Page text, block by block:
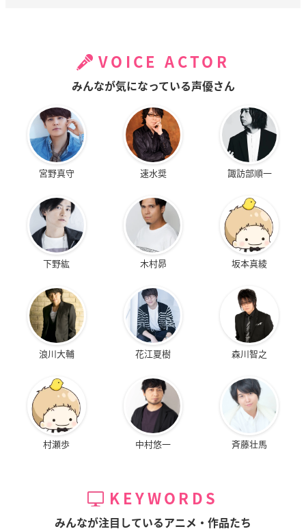
VOICE ACTOR
みんなが気になっている声優さん
宮野真守 速水奨 諏訪部順一
下野紘 木村昴 坂本真綾
浪川大輔 花江夏樹 森川智之
村瀬歩 中村悠一 斉藤壮馬
KEYWORDS
みんなが注目しているアニメ・作品たち